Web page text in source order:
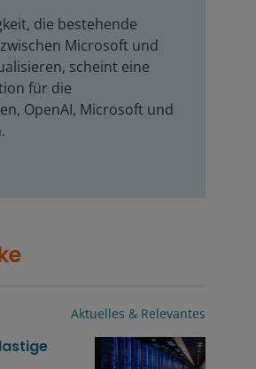
die bestehende
Microsoft und
scheint eine
für die
OpenAI, Microsoft und
Aktuelles & Relevantes